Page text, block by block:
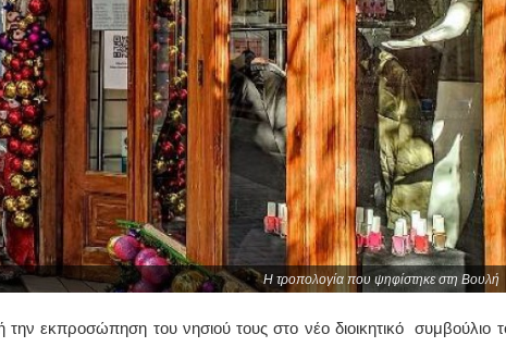
Η τροπολογία που ψηφίστηκε στη Βουλή
εκπροσώπηση του νησιού τους στο νέο διοικητικό συμβούλιο